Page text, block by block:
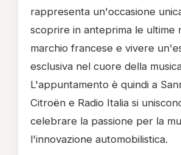
rappresenta un'occasione
scoprire in anteprima le ultime
marchio francese e vivere
esclusiva nel cuore della
L'appuntamento è quindi a
Citroën e Radio Italia si
celebrare la passione per la
l'innovazione automobilistica.